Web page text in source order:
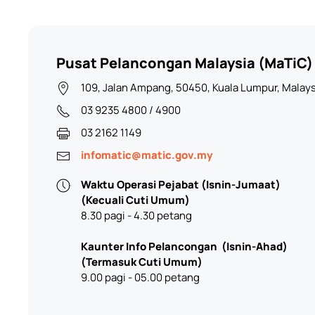
Pusat Pelancongan Malaysia (MaTiC)
109, Jalan Ampang, 50450, Kuala Lumpur,
03 9235 4800 / 4900
03 2162 1149
infomatic@matic.gov.my
Waktu Operasi Pejabat (Isnin-Jumaat)
(Kecuali Cuti Umum)
8.30 pagi - 4.30 petang
Kaunter Info Pelancongan (Isnin-Ahad)
(Termasuk Cuti Umum)
9.00 pagi - 05.00 petang